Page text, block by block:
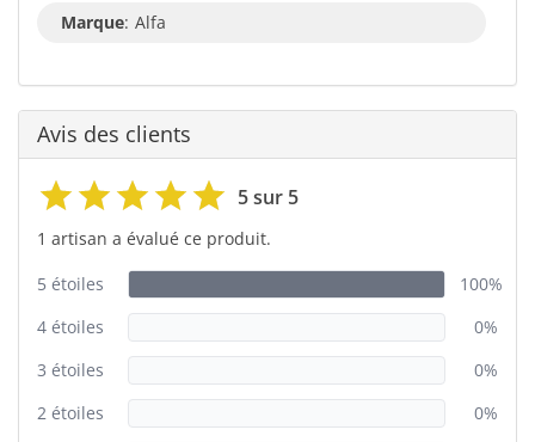
Marque: Alfa
Avis des clients
5 sur 5
1 artisan a évalué ce produit.
5 étoiles
100%
4 étoiles
0%
3 étoiles
0%
2 étoiles
0%